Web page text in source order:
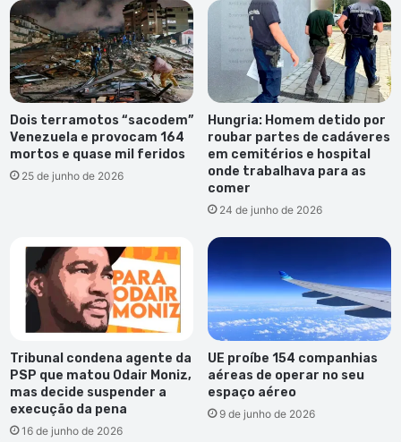
Dois terramotos “sacodem”
Venezuela e provocam 164
mortos e quase mil feridos
25 de junho de 2026
Hungria: Homem detido por
roubar partes de cadáveres
em cemitérios e hospital
onde trabalhava para as
comer
24 de junho de 2026
Tribunal condena agente da
PSP que matou Odair Moniz,
mas decide suspender a
execução da pena
16 de junho de 2026
UE proíbe 154 companhias
aéreas de operar no seu
espaço aéreo
9 de junho de 2026